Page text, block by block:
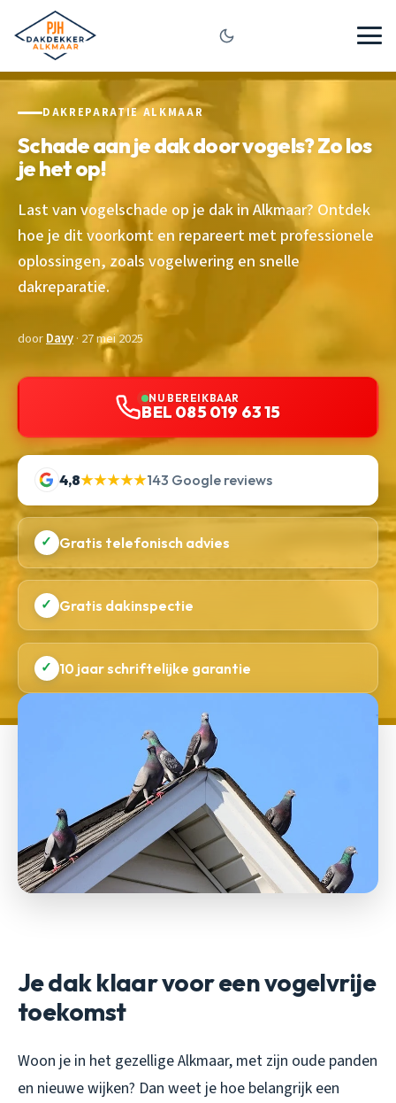
DAKREPARATIE ALKMAAR
Schade aan je dak door vogels? Zo los
je het op!
Last van vogelschade op je dak in Alkmaar? Ontdek
hoe je dit voorkomt en repareert met professionele
oplossingen, zoals vogelwering en snelle
dakreparatie.
doorDavy· 27 mei 2025
NU BEREIKBAAR
BEL 085 019 63 15
4,8★★★★★143 Google reviews
✓ Gratis telefonisch advies
✓ Gratis dakinspectie
✓ 10 jaar schriftelijke garantie
Je dak klaar voor een vogelvrije
toekomst
Woon je in het gezellige Alkmaar, met zijn oude panden
en nieuwe wijken? Dan weet je hoe belangrijk een